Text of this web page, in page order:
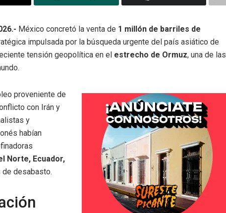
México concretó la venta de 1 millón de barriles de
impulsada por la búsqueda urgente del país asiático de
tensión geopolítica en el estrecho de Ormuz, una de las
proveniente de
con Irán y
y
habían
Norte, Ecuador,
desabasto.